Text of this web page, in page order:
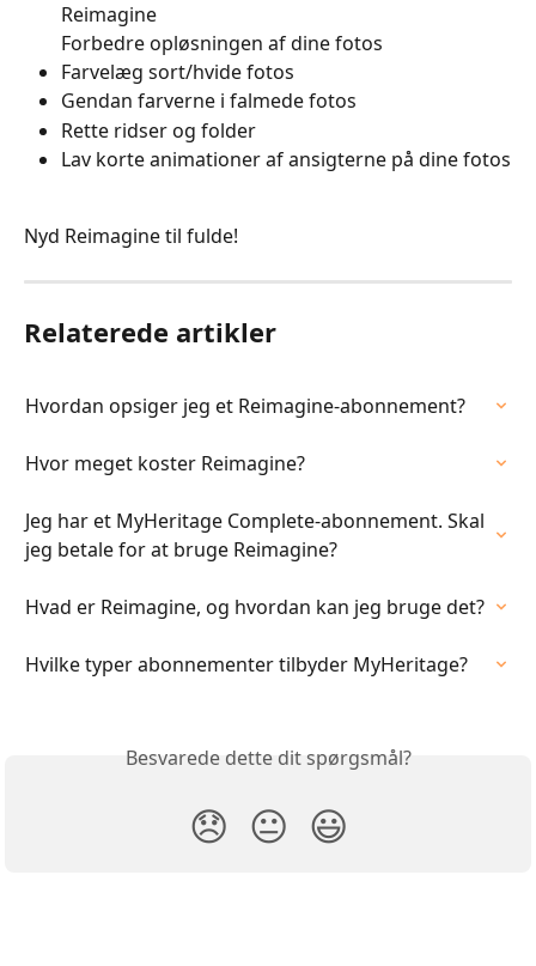
Reimagine
​​​​​​Forbedre opløsningen af dine fotos​
Farvelæg sort/hvide fotos
Gendan farverne i falmede fotos
Rette ridser og folder
Lav korte animationer af ansigterne på dine fotos
Nyd Reimagine til fulde!
Relaterede artikler
Hvordan opsiger jeg et Reimagine-abonnement?
Hvor meget koster Reimagine?
Jeg har et MyHeritage Complete-abonnement. Skal
jeg betale for at bruge Reimagine?
Hvad er Reimagine, og hvordan kan jeg bruge det?
Hvilke typer abonnementer tilbyder MyHeritage?
Besvarede dette dit spørgsmål?
😞 😐 😃